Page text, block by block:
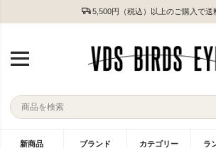
5,500円（税込）以上のご購入で送
新商品 ブランド カテゴリー ラ